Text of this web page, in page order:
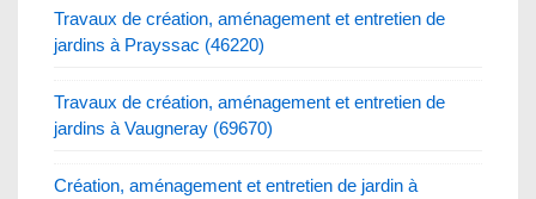
Travaux de création, aménagement et entretien de
jardins à Prayssac (46220)
Travaux de création, aménagement et entretien de
jardins à Vaugneray (69670)
Création, aménagement et entretien de jardin à